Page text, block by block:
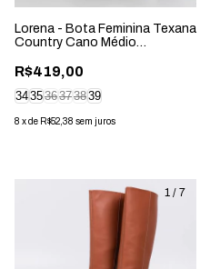
Lorena - Bota Feminina Texana
Country Cano Médio
R$419,00
343536373839
8 xde R$52,38 sem juros
1 / 7